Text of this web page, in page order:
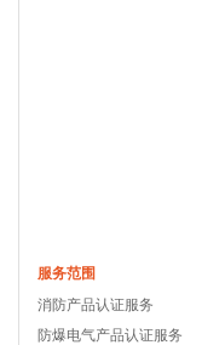
服务范围
消防产品认证服务
防爆电气产品认证服务